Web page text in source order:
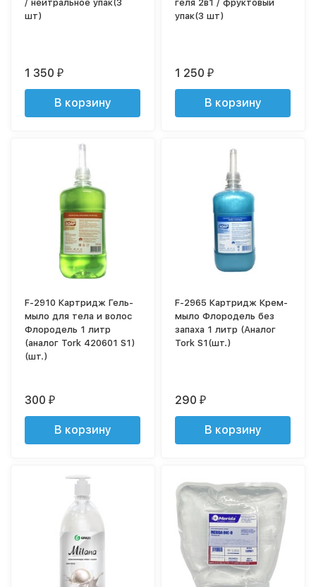
/ нейтральное упак(3
шт)
1 350₽
В корзину
геля 2в1 / фруктовый
упак(3 шт)
1 250₽
В корзину
F-2910 Картридж Гель-
мыло для тела и волос
Флородель 1 литр
(аналог Tork 420601 S1)
(шт.)
300₽
В корзину
F-2965 Картридж Крем-
мыло Флородель без
запаха 1 литр (Аналог
Tork S1(шт.)
290₽
В корзину